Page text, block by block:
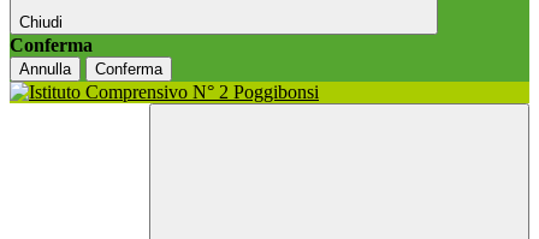
Chiudi
Conferma
Annulla Conferma